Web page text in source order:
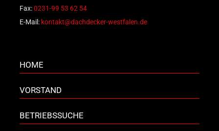
Fax:0231-99 53 62 54
E-Mail: kontakt@dachdecker-westfalen.de
HOME
VORSTAND
BETRIEBSSUCHE